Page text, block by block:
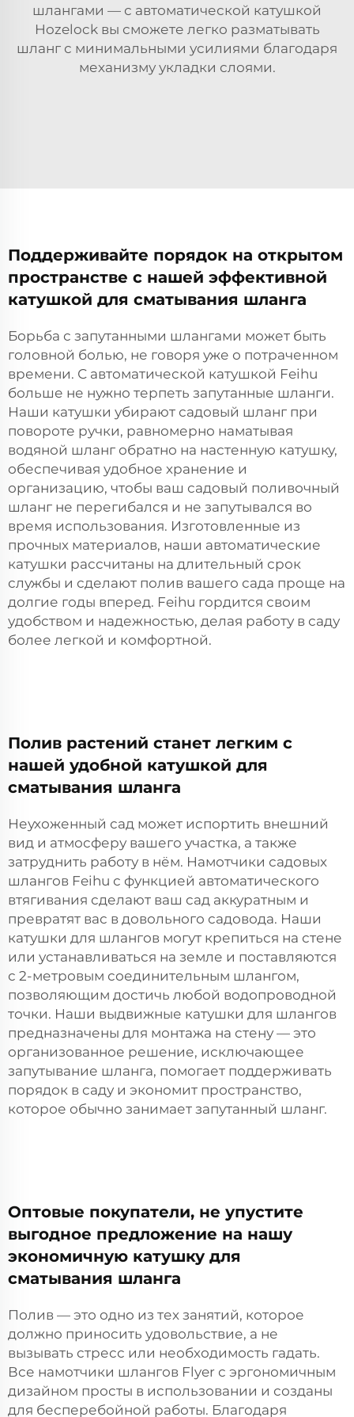
шлангами — с автоматической катушкой
Hozelock вы сможете легко разматывать
шланг с минимальными усилиями благодаря
механизму укладки слоями.
Поддерживайте порядок на открытом
пространстве с нашей эффективной
катушкой для сматывания шланга
Борьба с запутанными шлангами может быть
головной болью, не говоря уже о потраченном
времени. С автоматической катушкой Feihu
больше не нужно терпеть запутанные шланги.
Наши катушки убирают садовый шланг при
повороте ручки, равномерно наматывая
водяной шланг обратно на настенную катушку,
обеспечивая удобное хранение и
организацию, чтобы ваш садовый поливочный
шланг не перегибался и не запутывался во
время использования. Изготовленные из
прочных материалов, наши автоматические
катушки рассчитаны на длительный срок
службы и сделают полив вашего сада проще на
долгие годы вперед. Feihu гордится своим
удобством и надежностью, делая работу в саду
более легкой и комфортной.
Полив растений станет легким с
нашей удобной катушкой для
сматывания шланга
Неухоженный сад может испортить внешний
вид и атмосферу вашего участка, а также
затруднить работу в нём. Намотчики садовых
шлангов Feihu с функцией автоматического
втягивания сделают ваш сад аккуратным и
превратят вас в довольного садовода. Наши
катушки для шлангов могут крепиться на стене
или устанавливаться на земле и поставляются
с 2-метровым соединительным шлангом,
позволяющим достичь любой водопроводной
точки. Наши выдвижные катушки для шлангов
предназначены для монтажа на стену — это
организованное решение, исключающее
запутывание шланга, помогает поддерживать
порядок в саду и экономит пространство,
которое обычно занимает запутанный шланг.
Оптовые покупатели, не упустите
выгодное предложение на нашу
экономичную катушку для
сматывания шланга
Полив — это одно из тех занятий, которое
должно приносить удовольствие, а не
вызывать стресс или необходимость гадать.
Все намотчики шлангов Flyer с эргономичным
дизайном просты в использовании и созданы
для бесперебойной работы. Благодаря